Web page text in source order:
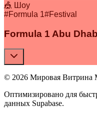
🎪 Шоу
#Formula 1#Festival
Formula 1 Abu
© 2026 Мировая Витрина
Оптимизировано для
данных Supabase.